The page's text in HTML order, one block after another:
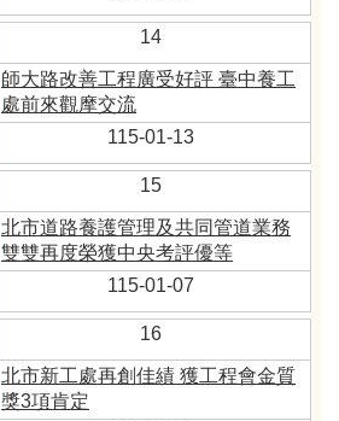
14
師大路改善工程廣受好評 臺中養工
處前來觀摩交流
115-01-13
15
北市道路養護管理及共同管道業務
雙雙再度榮獲中央考評優等
115-01-07
16
北市新工處再創佳績 獲工程會金質
獎3項肯定